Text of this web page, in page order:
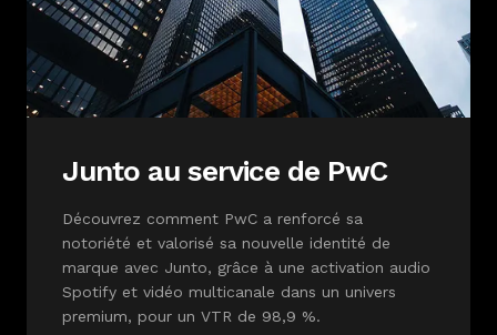
Junto au service de PwC
Découvrez comment PwC a renforcé sa
notoriété et valorisé sa nouvelle identité de
marque avec Junto, grâce à une activation audio
Spotify et vidéo multicanale dans un univers
premium, pour un VTR de 98,9 %.